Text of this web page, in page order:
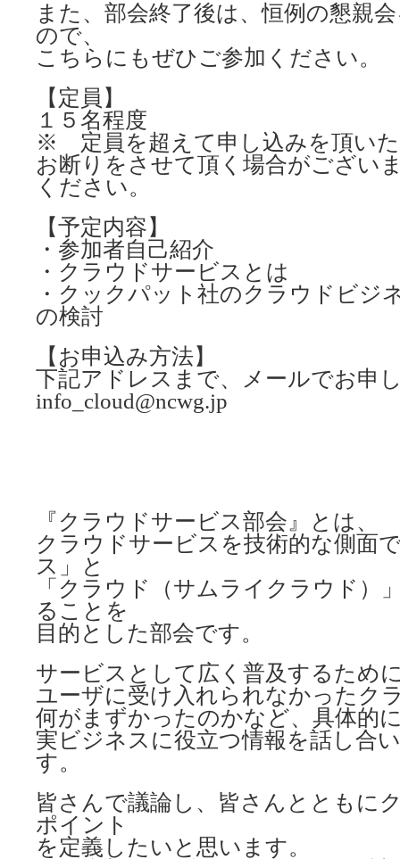
また、部会終了後は、恒例の懇親
ので、
こちらにもぜひご参加ください。
【定員】
１５名程度
※ 定員を超えて申し込みを頂い
お断りをさせて頂く場合がござい
ください。
【予定内容】
・参加者自己紹介
・クラウドサービスとは
・クックパット社のクラウドビジ
の検討
【お申込み方法】
下記アドレスまで、メールでお申
info_cloud@ncwg.jp
『クラウドサービス部会』とは、
クラウドサービスを技術的な側面
ス」と
「クラウド（サムライクラウド）
ることを
目的とした部会です。
サービスとして広く普及するため
ユーザに受け入れられなかったク
何がまずかったのかなど、具体的
実ビジネスに役立つ情報を話し合
す。
皆さんで議論し、皆さんとともに
ポイント
を定義したいと思います。